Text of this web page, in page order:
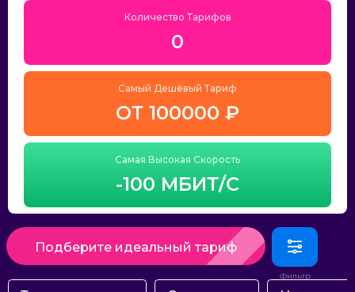
Количество Тарифов
0
Самый Дешёвый Тариф
ОТ 100000 ₽
Самая Высокая Скорость
-100 МБИТ/С
Подберите идеальный тариф